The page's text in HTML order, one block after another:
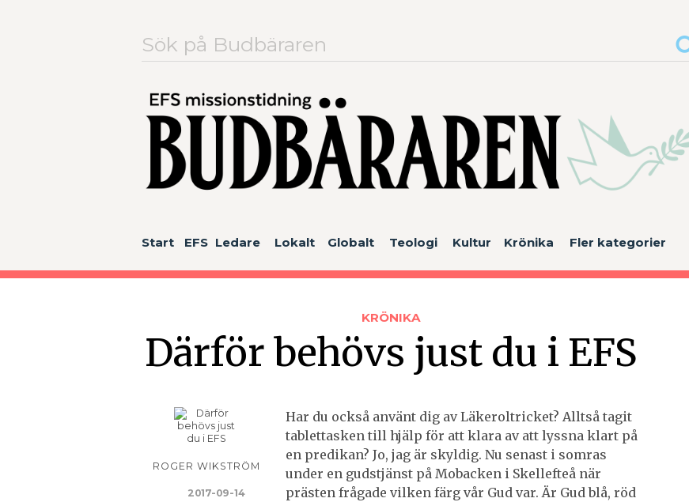
Sök
efter:
Start EFS Ledare Lokalt Globalt Teologi Kultur Krönika Fler kategorier
KRÖNIKA
Därför behövs just du i EFS
ROGER WIKSTRÖM
2017-09-14
Har du också använt dig av Läkeroltricket? Alltså tagit
tablettasken till hjälp för att klara av att lyssna klart på
en predikan? Jo, jag är skyldig. Nu senast i somras
under en gudstjänst på Mobacken i Skellefteå när
prästen frågade vilken färg vår Gud var. Är Gud blå, röd